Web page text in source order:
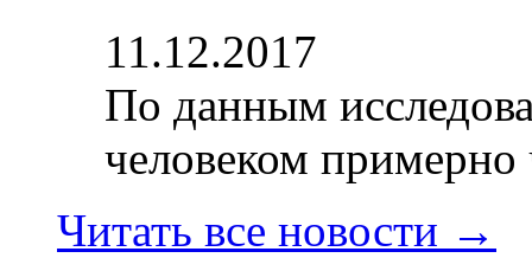
11.12.2017
По данным
человеком примерно
Читать все новости →